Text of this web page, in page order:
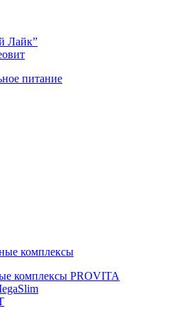
Лайк”
питание
комплексы
комплексы PROVITA